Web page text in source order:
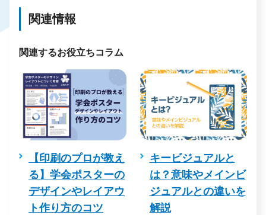
関連情報
関連するお役立ちコラム
【印刷のプロが教え
る】学会ポスターの
デザインやレイアウ
ト作り方のコツ
キービジュアルと
は？意味やメインビ
ジュアルとの違いを
解説